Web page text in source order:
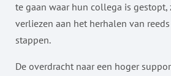
te gaan waar hun collega is
verliezen aan het herhalen van
stappen.
De overdracht naar een hoger